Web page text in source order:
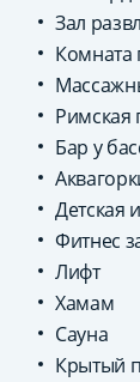
Зал
Комната
Римская
Бар у
Детская
Фитнес
Лифт
Хамам
Сауна
Крытый